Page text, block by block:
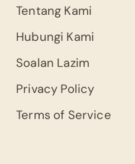
Tentang Kami
Hubungi Kami
Soalan Lazim
Privacy Policy
Terms of Service